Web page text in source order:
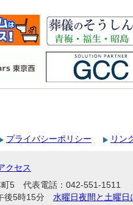
プライバシーポリシー リン
クセス
5 代表電話：042-551-1511
後5時15分 水曜日夜間と土曜日